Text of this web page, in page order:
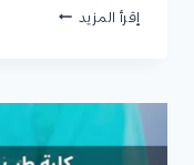
إقرأ المزيد كلية
:
المطروحة